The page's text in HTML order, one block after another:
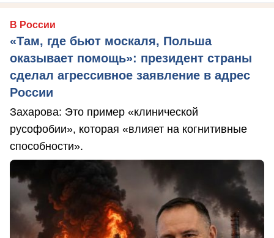
В России
«Там, где бьют москаля, Польша
оказывает помощь»: президент страны
сделал агрессивное заявление в адрес
России
Захарова: Это пример «клинической
русофобии», которая «влияет на когнитивные
способности».